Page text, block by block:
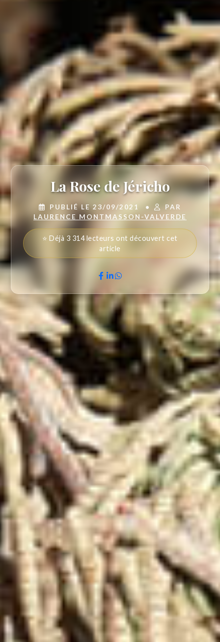
La Rose de Jéricho
PUBLIÉ LE 23/09/2021 •
PAR
LAURENCE MONTMASSON-VALVERDE
⭐ Déjà 3 314 lecteurs ont découvert cet
article